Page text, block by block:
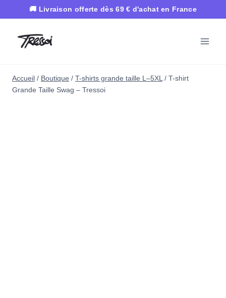
Accueil / Boutique / T-shirts grande taille L–5XL / T-shirt
Grande Taille Swag – Tressoi